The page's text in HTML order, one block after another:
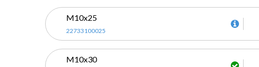
M10x25
22733100025
M10x30